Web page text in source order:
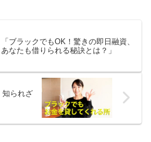
「ブラックでもOK！驚きの即日融資、
あなたも借りられる秘訣とは？」
知られざ